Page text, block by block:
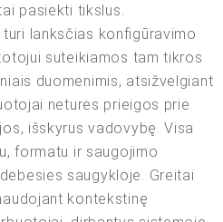
pasiekti tikslus.
lanksčias konfigūravimo
suteikiamos tam tikros
duomenimis, atsižvelgiant
neturės prieigos prie
išskyrus vadovybę. Visa
formatu ir saugojimo
saugykloje. Greitai
kontekstinę